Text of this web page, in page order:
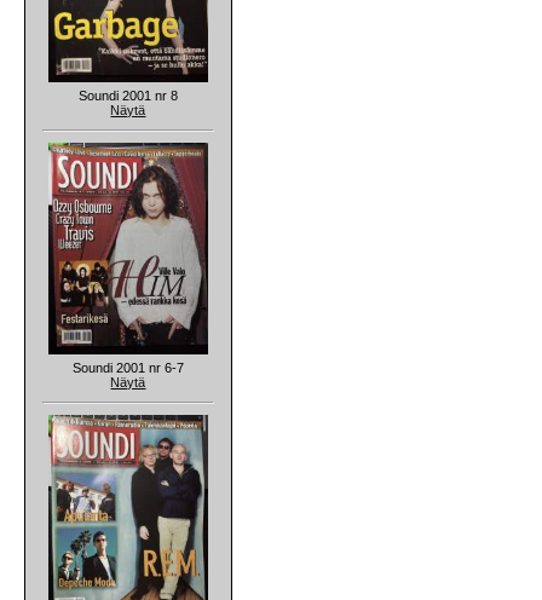
Soundi 2001 nr 8
Näytä
Soundi 2001 nr 6-7
Näytä